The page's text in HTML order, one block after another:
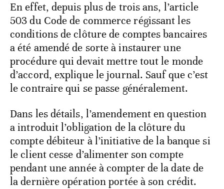
En effet, depuis plus de trois ans, l’article
503 du Code de commerce régissant les
conditions de clôture de comptes bancaires
a été amendé de sorte à instaurer une
procédure qui devait mettre tout le monde
d’accord, explique le journal. Sauf que c’est
le contraire qui se passe généralement.
Dans les détails, l’amendement en question
a introduit l’obligation de la clôture du
compte débiteur à l’initiative de la banque si
le client cesse d’alimenter son compte
pendant une année à compter de la date de
la dernière opération portée à son crédit.